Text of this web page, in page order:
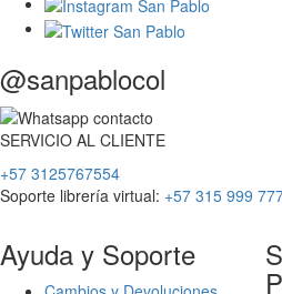
@sanpablocol
SERVICIO AL CLIENTE
+57 3125767554
Soporte librería virtual: +57 315 999
Ayuda y Soporte